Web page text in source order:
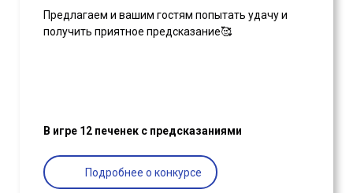
Предлагаем и вашим гостям попытать удачу и
получить приятное предсказание🥰
В игре 12 печенек с предсказаниями
Подробнее о конкурсе